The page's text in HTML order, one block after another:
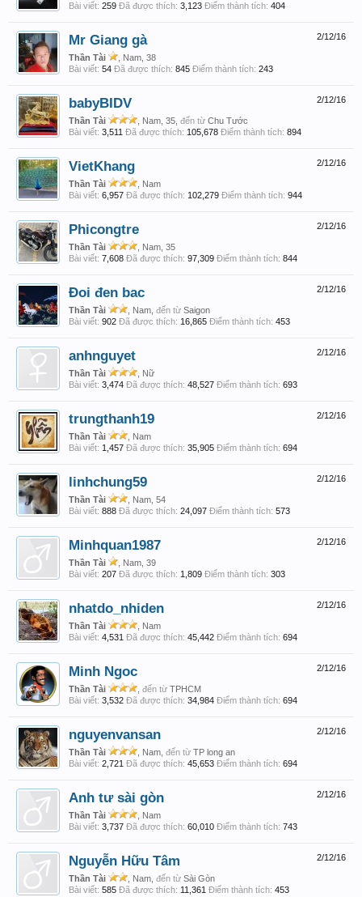
Bài viết: 259 Đã được thích: 3,123 Điểm thành tích: 404
2/12/16
Mr Giang gà
Thần Tài
, Nam, 38
Bài viết: 54 Đã được thích: 845 Điểm thành tích: 243
2/12/16
babyBIDV
Thần Tài , Nam, 35, đến từ Chu Tước
Bài viết: 3,511 Đã được thích: 105,678 Điểm thành tích: 894
2/12/16
VietKhang
Thần Tài
, Nam
Bài viết: 6,957 Đã được thích: 102,279 Điểm thành tích: 944
2/12/16
Phicongtre
Thần Tài
, Nam, 35
Bài viết: 7,608 Đã được thích: 97,309 Điểm thành tích: 844
2/12/16
Đoi đen bac
Thần Tài , Nam, đến từ Saigon
Bài viết: 902 Đã được thích: 16,865 Điểm thành tích: 453
2/12/16
anhnguyet
Thần Tài
, Nữ
Bài viết: 3,474 Đã được thích: 48,527 Điểm thành tích: 693
2/12/16
trungthanh19
Thần Tài
, Nam
Bài viết: 1,457 Đã được thích: 35,905 Điểm thành tích: 694
2/12/16
linhchung59
Thần Tài
, Nam, 54
Bài viết: 888 Đã được thích: 24,097 Điểm thành tích: 573
2/12/16
Minhquan1987
Thần Tài
, Nam, 39
Bài viết: 207 Đã được thích: 1,809 Điểm thành tích: 303
2/12/16
nhatdo_nhiden
Thần Tài
, Nam
Bài viết: 4,531 Đã được thích: 45,442 Điểm thành tích: 694
2/12/16
Minh Ngoc
Thần Tài đến từ TPHCM
Bài viết: 3,532 Đã được thích: 34,984 Điểm thành tích: 694
2/12/16
nguyenvansan
Thần Tài , Nam, đến từ TP long an
Bài viết: 2,721 Đã được thích: 45,653 Điểm thành tích: 694
2/12/16
Anh tư sài gòn
Thần Tài
, Nam
Bài viết: 3,737 Đã được thích: 60,010 Điểm thành tích: 743
2/12/16
Nguyễn Hữu Tâm
Thần Tài , Nam, đến từ Sài Gòn
Bài viết: 585 Đã được thích: 11,361 Điểm thành tích: 453